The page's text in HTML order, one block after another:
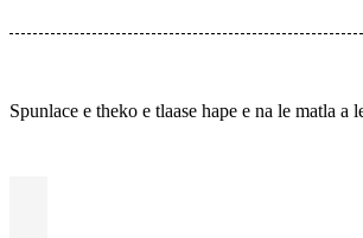
Spunlace e theko e tlaase hape e na le matla